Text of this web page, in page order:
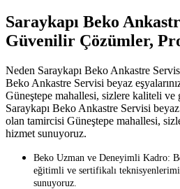
Saraykapı Beko
Güvenilir Çözümler,
Neden Saraykapı Beko Ankastre
Beko Ankastre Servisi beyaz
Güneştepe mahallesi, sizlere kaliteli
Saraykapı Beko Ankastre Servisi beyaz
olan tamircisi Güneştepe mahallesi,
hizmet sunuyoruz.
Beko Uzman ve Deneyimli Kadro:
eğitimli ve sertifikalı
sunuyoruz.